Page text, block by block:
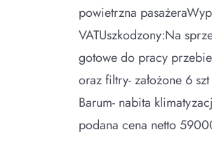
powietrzna
VATUszkodzony:Na
gotowe do pracy
oraz filtry- założone 6
Barum- nabita
podana cena netto